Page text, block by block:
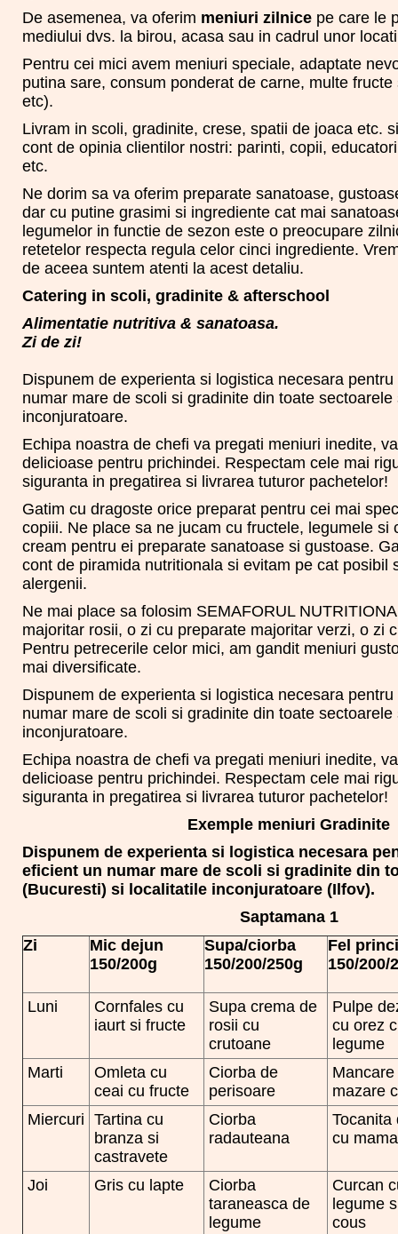
De asemenea, va oferim meniuri zilnice pe care le
mediului dvs. la birou, acasa sau in cadrul unor
Pentru cei mici avem meniuri speciale, adaptate
putina sare, consum ponderat de carne, multe
etc).
Livram in scoli, gradinite, crese, spatii de joaca etc.
cont de opinia clientilor nostri: parinti, copii,
etc.
Ne dorim sa va oferim preparate sanatoase,
dar cu putine grasimi si ingrediente cat mai
legumelor in functie de sezon este o preocupare
retetelor respecta regula celor cinci ingrediente.
de aceea suntem atenti la acest detaliu.
Catering in scoli, gradinite & afterschool
Alimentatie nutritiva & sanatoasa.
Zi de zi!
Dispunem de experienta si logistica necesara
numar mare de scoli si gradinite din toate sectoarele
inconjuratoare.
Echipa noastra de chefi va pregati meniuri inedite,
delicioase pentru prichindei. Respectam cele mai
siguranta in pregatirea si livrarea tuturor pachetelor!
Gatim cu dragoste orice preparat pentru cei mai
copiii. Ne place sa ne jucam cu fructele, legumele si
cream pentru ei preparate sanatoase si gustoase.
cont de piramida nutritionala si evitam pe cat posibil
alergenii.
Ne mai place sa folosim SEMAFORUL
majoritar rosii, o zi cu preparate majoritar verzi, o zi
Pentru petrecerile celor mici, am gandit meniuri
mai diversificate.
Dispunem de experienta si logistica necesara
numar mare de scoli si gradinite din toate sectoarele
inconjuratoare.
Echipa noastra de chefi va pregati meniuri inedite,
delicioase pentru prichindei. Respectam cele mai
siguranta in pregatirea si livrarea tuturor pachetelor!
Exemple meniuri Gradinite
Dispunem de experienta si logistica necesara
eficient un numar mare de scoli si gradinite din
(Bucuresti) si localitatile inconjuratoare (Ilfov).
Saptamana 1
Zi
Mic dejun
150/200g
Supa/ciorba
150/200/250g
Fel
150/200/
Luni
Cornfales cu
iaurt si fructe
Supa crema de
rosii cu
crutoane
Pulpe
cu orez
legume
Marti
Omleta cu
ceai cu fructe
Ciorba de
perisoare
Mancare
mazare
Miercuri Tartina cu
branza si
castravete
Ciorba
radauteana
Tocanita
cu
Joi Gris cu lapte
Ciorba
taraneasca de
legume
Curcan
legume
cous